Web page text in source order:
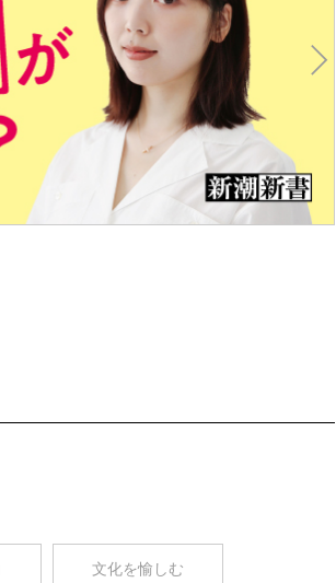
文化を愉しむ